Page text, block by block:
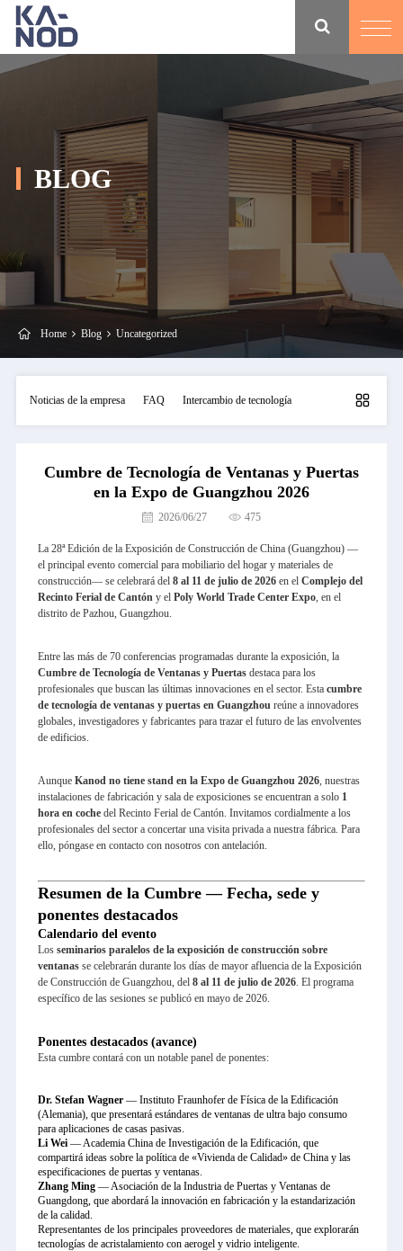
BLOG
Home Blog Uncategorized
Noticias de la empresa FAQ Intercambio de tecnología
Cumbre de Tecnología de Ventanas y Puertas
en la Expo de Guangzhou 2026
2026/06/27 475
La 28ª Edición de la Exposición de Construcción de China (Guangzhou) —
el principal evento comercial para mobiliario del hogar y materiales de
construcción— se celebrará del 8 al 11 de julio de 2026en el Complejo del
Recinto Ferial de Cantón y el Poly World Trade Center Expo, en el
distrito de Pazhou, Guangzhou.
Entre las más de 70 conferencias programadas durante la exposición, la
Cumbre de Tecnología de Ventanas y Puertasdestaca para los
profesionales que buscan las últimas innovaciones en el sector. Esta cumbre
de tecnología de ventanas y puertas en Guangzhou reúne a innovadores
globales, investigadores y fabricantes para trazar el futuro de las envolventes
de edificios.
Aunque Kanod no tiene stand en la Expo de Guangzhou 2026, nuestras
instalaciones de fabricación y sala de exposiciones se encuentran a solo 1
hora en cochedel Recinto Ferial de Cantón. Invitamos cordialmente a los
profesionales del sector a concertar una visita privada a nuestra fábrica. Para
ello, póngase en contacto con nosotros con antelación.
Resumen de la Cumbre — Fecha, sede y
ponentes destacados
Calendario del evento
Los seminarios paralelos de la exposición de construcción sobre
ventanasse celebrarán durante los días de mayor afluencia de la Exposición
de Construcción de Guangzhou, del 8 al 11 de julio de 2026. El programa
específico de las sesiones se publicó en mayo de 2026.
Ponentes destacados (avance)
Esta cumbre contará con un notable panel de ponentes:
Dr. Stefan Wagner— Instituto Fraunhofer de Física de la Edificación
(Alemania), que presentará estándares de ventanas de ultra bajo consumo
para aplicaciones de casas pasivas.
Li Wei— Academia China de Investigación de la Edificación, que
compartirá ideas sobre la política de «Vivienda de Calidad» de China y las
especificaciones de puertas y ventanas.
Zhang Ming— Asociación de la Industria de Puertas y Ventanas de
Guangdong, que abordará la innovación en fabricación y la estandarización
de la calidad.
Representantes de los principales proveedores de materiales, que explorarán
tecnologías de acristalamiento con aerogel y vidrio inteligente.